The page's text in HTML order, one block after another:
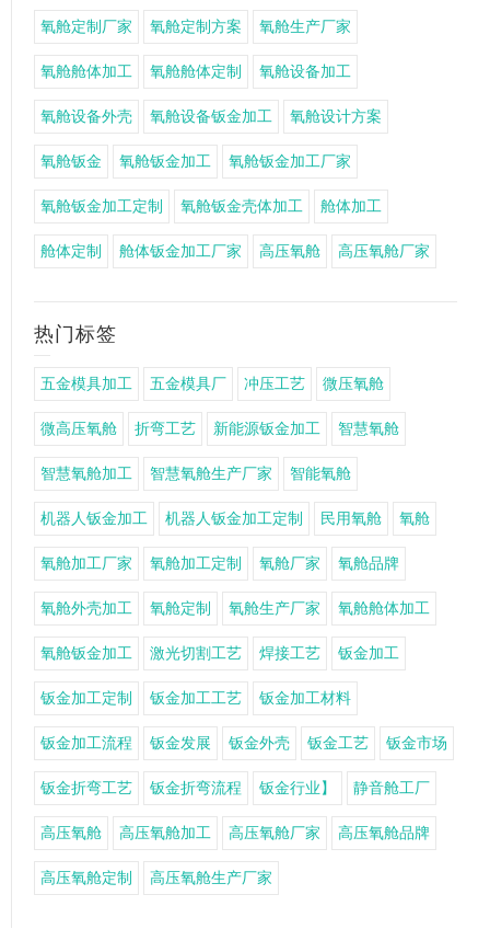
氧舱定制厂家 氧舱定制方案 氧舱生产厂家
氧舱舱体加工 氧舱舱体定制 氧舱设备加工
氧舱设备外壳 氧舱设备钣金加工 氧舱设计方案
氧舱钣金 氧舱钣金加工 氧舱钣金加工厂家
氧舱钣金加工定制 氧舱钣金壳体加工 舱体加工
舱体定制 舱体钣金加工厂家 高压氧舱 高压氧舱厂家
热门标签
五金模具加工 五金模具厂 冲压工艺 微压氧舱
微高压氧舱 折弯工艺 新能源钣金加工 智慧氧舱
智慧氧舱加工 智慧氧舱生产厂家 智能氧舱
机器人钣金加工 机器人钣金加工定制 民用氧舱 氧舱
氧舱加工厂家 氧舱加工定制 氧舱厂家 氧舱品牌
氧舱外壳加工 氧舱定制 氧舱生产厂家 氧舱舱体加工
氧舱钣金加工 激光切割工艺 焊接工艺 钣金加工
钣金加工定制 钣金加工工艺 钣金加工材料
钣金加工流程 钣金发展 钣金外壳 钣金工艺 钣金市场
钣金折弯工艺 钣金折弯流程 钣金行业】 静音舱工厂
高压氧舱 高压氧舱加工 高压氧舱厂家 高压氧舱品牌
高压氧舱定制 高压氧舱生产厂家